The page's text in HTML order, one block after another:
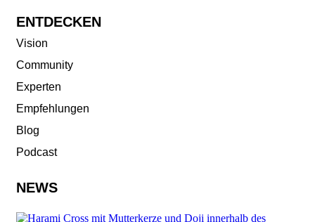
ENTDECKEN
Vision
Community
Experten
Empfehlungen
Blog
Podcast
NEWS